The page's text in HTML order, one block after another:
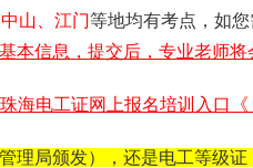
山、江门等地均有考点，如您
本信息，提交后，专业老师
海电工证网上报名培训入口《
理局颁发），还是电工等级证